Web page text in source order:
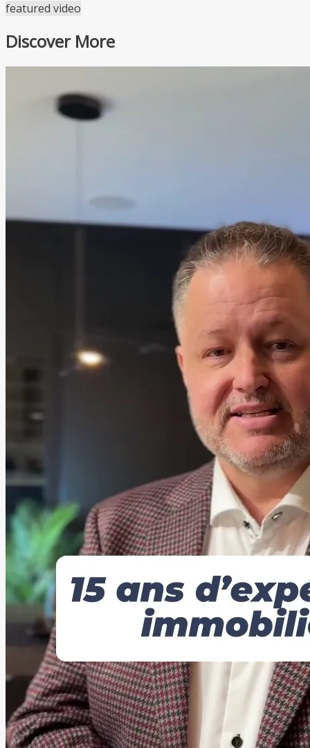
featured video
Discover More